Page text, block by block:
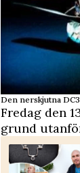
Den nerskjutna
Fredag den
grund